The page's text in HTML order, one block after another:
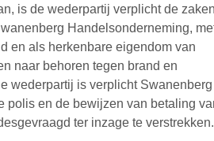
is de wederpartij verplicht de
Handelsonderneming,
en als herkenbare eigendom van
naar behoren tegen brand en
wederpartij is verplicht Swanenberg
polis en de bewijzen van betaling
ter inzage te verstrekken.